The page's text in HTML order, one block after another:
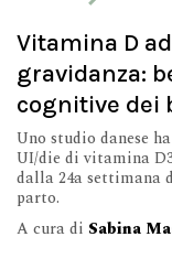
Vitamina D
gravidanza:
cognitive dei
Uno studio danese
UI/die di vitamina
dalla 24a settimana
parto.
A cura di Sabina